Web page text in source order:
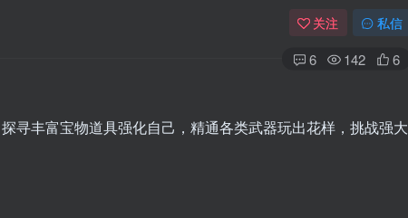
关注 私信
6 142 6
寻丰富宝物道具强化自己，精通各类武器玩出花样，挑战强大